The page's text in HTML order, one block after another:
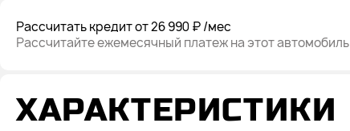
Рассчитать кредитот 26 990 ₽/мес
Рассчитайте ежемесячный платеж на этот автомобиль
ХАРАКТЕРИСТИКИ